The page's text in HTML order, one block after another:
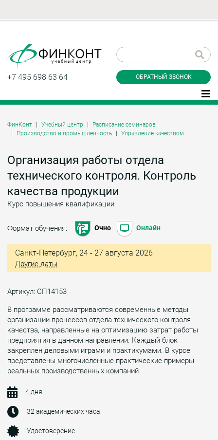
+7 495 698 63 64 ОБРАТНЫЙ ЗВОНОК
ФинКонт Учебный центр
Расписание семинаров
Производство и промышленность
Управление качеством
Организация работы отдела
технического контроля. Контроль
качества продукции
Курс повышения квалификации
Формат обучения: Очно Онлайн
Санкт-Петербург, 24 - 27 августа 2026
Другие даты
Артикул: СП14153
В программе рассматриваются современные методы
организации процессов отдела технического контроля
качества, направленные на оптимизацию затрат работы
предприятия в данном направлении. Каждый блок
закреплен деловыми играми и практикумами. В курсе
представлены многочисленные практические примеры
реальных производственных компаний.
4 дня
32 академических часа
Удостоверение
звонок
Даю согласие на обработку персональных
конфиденциальности
Заказать